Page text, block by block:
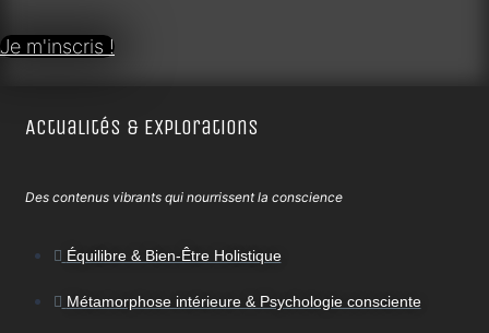
Je m'inscris !
Actualités & Explorations
Des contenus vibrants qui nourrissent la conscience
Équilibre & Bien-Être Holistique
Métamorphose intérieure & Psychologie consciente